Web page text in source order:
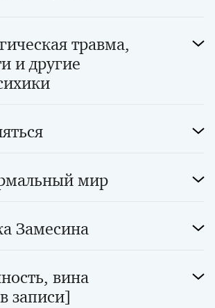
травма,
и другие
мир
Замесина
вина
записи]